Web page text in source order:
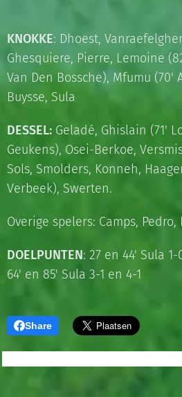
KNOKKE: Dhoest,
Ghesquiere, Pierre, Lemoine
Van Den Bossche), Mfumu (70'
Buysse, Sula
DESSEL: Geladé, Ghislain (71'
Geukens), Osei-Berkoe,
Sols, Smolders, Konneh,
Verbeek), Swerten.
Overige spelers: Camps, Pedro,
DOELPUNTEN: 27 en 44' Sula
64' en 85' Sula 3-1 en 4-1
Share